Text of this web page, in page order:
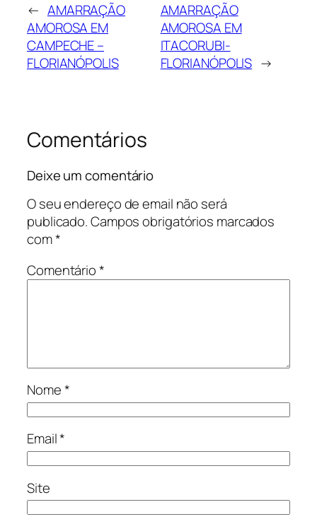
← AMARRAÇÃO
AMOROSA EM
CAMPECHE –
FLORIANÓPOLIS
AMARRAÇÃO
AMOROSA EM
ITACORUBI-
FLORIANÓPOLIS →
Comentários
Deixe um comentário
O seu endereço de email não será
publicado.Campos obrigatórios marcados
com*
Comentário*
Nome*
Email*
Site